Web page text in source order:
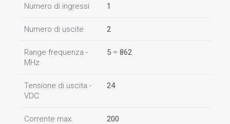
Numero di ingressi 1
Numero di uscite 2
Range frequenza -
MHz
5 ÷ 862
Tensione di uscita -
VDC
24
Corrente max. 200